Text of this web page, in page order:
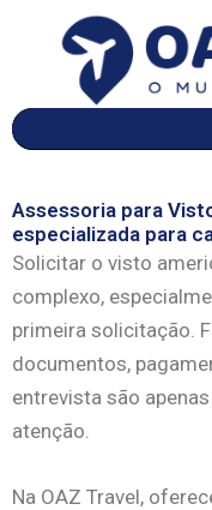
conteúdo
Assessoria para
especializada para
Solicitar o visto
complexo,
primeira solicitação.
documentos,
entrevista são
atenção.
Na OAZ Travel,